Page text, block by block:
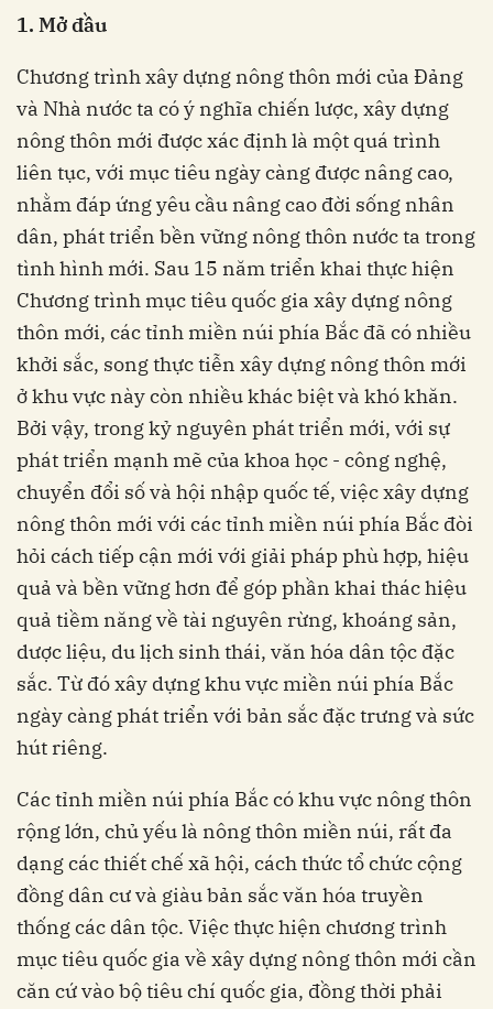
1. Mơđâu
Chương trình xây dựng nông thôn mới của Đảng
và Nhà nước ta có ý nghĩa chiến lược, xây dựng
nông thôn mới được xác định là một quá trình
liên tục, với mục tiêu ngày càng được nâng cao,
nhằm đáp ứng yêu cầu nâng cao đời sống nhân
dân, phát triển bền vững nông thôn nước ta trong
tình hình mới. Sau 15 năm triển khai thực hiện
Chương trình mục tiêu quốc gia xây dựng nông
thôn mới, các tỉnh miền núi phía Bắc đã có nhiều
khởi sắc, song thực tiễn xây dựng nông thôn mới
ở khu vực này còn nhiều khác biệt và khó khăn.
Bởi vậy, trong kỷ nguyên phát triển mới, với sự
phát triển mạnh mẽ của khoa học - công nghệ,
chuyển đổi số và hội nhập quốc tế, việc xây dựng
nông thôn mới với các tỉnh miền núi phía Bắc đòi
hỏi cách tiếp cận mới với giải pháp phù hợp, hiệu
quả và bền vững hơn để góp phần khai thác hiệu
quả tiềm năng về tài nguyên rừng, khoáng sản,
dược liệu, du lịch sinh thái, văn hóa dân tộc đặc
sắc. Từ đó xây dựng khu vực miền núi phía Bắc
ngày càng phát triển với bản sắc đặc trưng và sức
hút riêng.
Các tỉnh miền núi phía Bắc có khu vực nông thôn
rộng lớn, chủ yếu là nông thôn miền núi, rất đa
dạng các thiết chế xã hội, cách thức tổ chức cộng
đồng dân cư và giàu bản sắc văn hóa truyền
thống các dân tộc. Việc thực hiện chương trình
mục tiêu quốc gia về xây dựng nông thôn mới cần
căn cứ vào bộ tiêu chí quốc gia, đồng thời phải